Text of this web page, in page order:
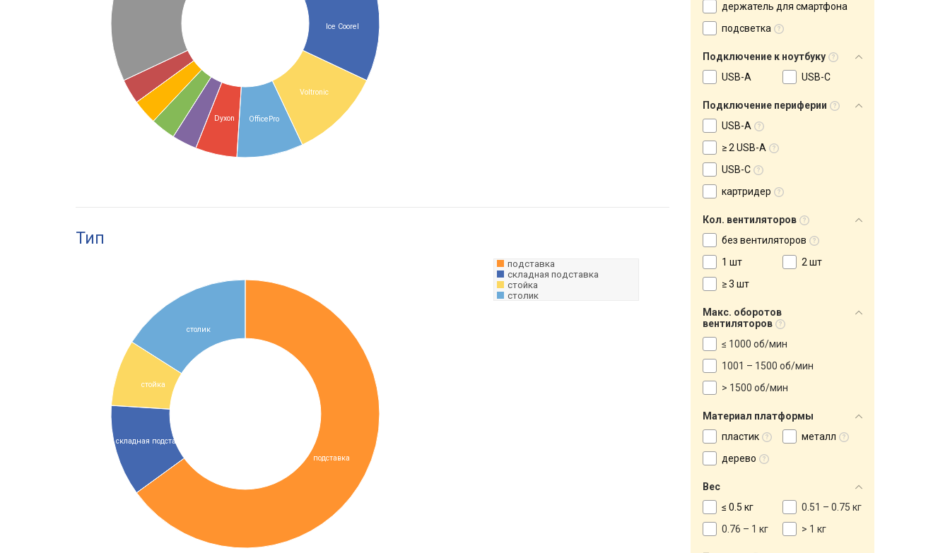
Ice Coorel
Voltronic
OfficePro
Dyxon
Тип
подставка
складная подставка
стойка
столик
подставка
складная подставка
стойка
столик
держатель для смартфона
подсветка
Подключение к ноутбуку
USB-A
USB-C
Подключение периферии
USB-A
≥ 2 USB-A
USB-C
картридер
Кол. вентиляторов
без вентиляторов
1 шт
2 шт
≥ 3 шт
Макс. оборотов
вентиляторов
≤ 1000 об/мин
1001 – 1500 об/мин
> 1500 об/мин
Материал платформы
пластик
металл
дерево
Вес
≤ 0.5 кг
0.51 – 0.75 кг
0.76 – 1 кг
> 1 кг